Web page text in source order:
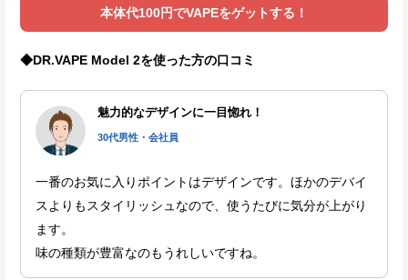
本体代100円でVAPEをゲットする！
◆DR.VAPE Model 2を使った方の口コミ
魅力的なデザインに一目惚れ！
30代男性・会社員
一番のお気に入りポイントはデザインです。ほかのデバイ
スよりもスタイリッシュなので、使うたびに気分が上がり
ます。
味の種類が豊富なのもうれしいですね。